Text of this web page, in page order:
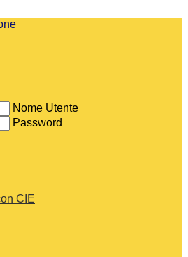
Nome Utente
Password
CIE